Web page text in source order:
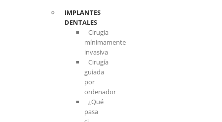
IMPLANTES
DENTALES
Cirugía
mínimamente
invasiva
Cirugía
guiada
por
ordenador
¿Qué
pasa